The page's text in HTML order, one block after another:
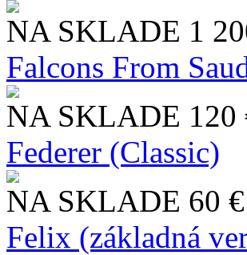
NA SKLADE 1
Falcons From
NA SKLADE 120
Federer (Classic)
NA SKLADE 60 €
Felix (základná